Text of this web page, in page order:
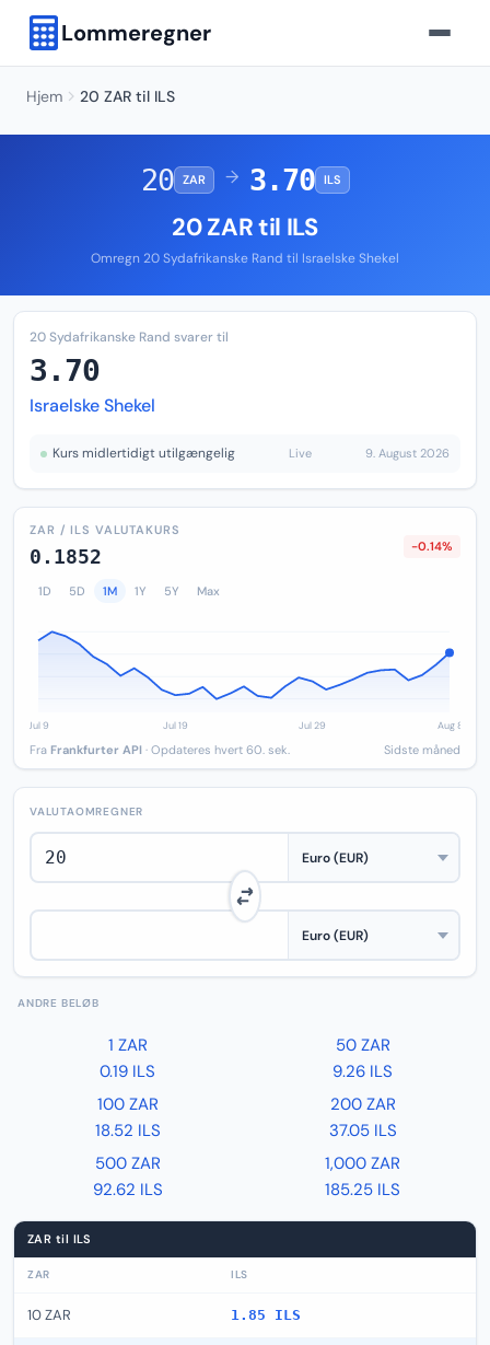
Lommeregner
Hjem 20 ZAR til ILS
20 ZAR → 3.70 ILS
20 ZAR til ILS
Omregn 20 Sydafrikanske Rand til Israelske Shekel
20 Sydafrikanske Rand svarer til
3.70
Israelske Shekel
Kurs midlertidigt utilgængelig Live 9. August 2026
ZAR / ILS VALUTAKURS
0.1852 -0.14%
1D 5D 1M 1Y 5Y Max
Fra Frankfurter API · Opdateres hvert 60. sek. Sidste måned
VALUTAOMREGNER
ANDRE BELØB
1 ZAR
0.19 ILS
50 ZAR
9.26 ILS
100 ZAR
18.52 ILS
200 ZAR
37.05 ILS
500 ZAR
92.62 ILS
1,000 ZAR
185.25 ILS
ZAR til ILS
ZAR ILS
10 ZAR 1.85 ILS